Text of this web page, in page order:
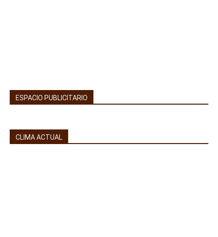
ESPACIO PUBLICITARIO
CLIMA ACTUAL